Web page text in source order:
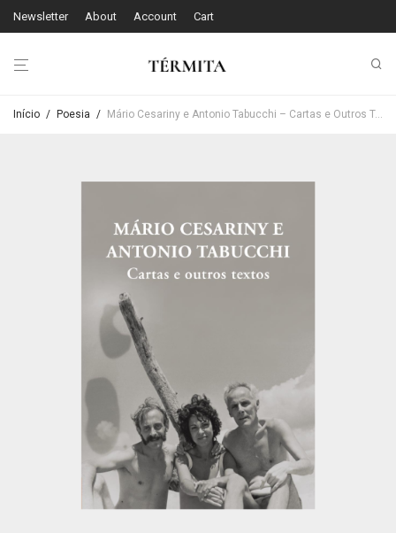
Newsletter About Account Cart
Início / Poesia / Mário Cesariny e Antonio Tabucchi – Cartas e Outros Textos